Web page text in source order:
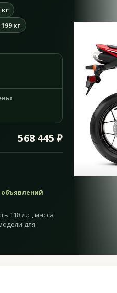
кг
568 445 ₽
118 л.с., масса
для